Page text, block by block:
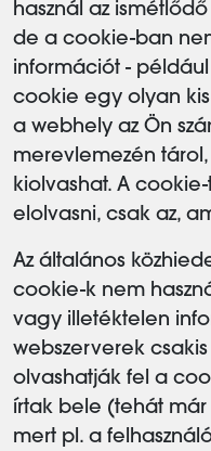
használ az
de a cookie-ban
információt -
cookie egy olyan
a webhely az Ön
merevlemezén
kiolvashat. A
elolvasni, csak az,
Az általános
cookie-k nem
vagy illetéktelen
webszerverek
olvashatják fel a
írtak bele (tehát
mert pl. a